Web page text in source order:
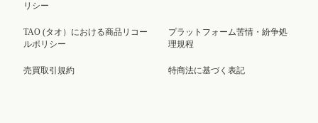
リシー
TAO (タオ）における商品リコー
ルポリシー
売買取引規約
プラットフォーム苦情・紛争処
理規程
特商法に基づく表記